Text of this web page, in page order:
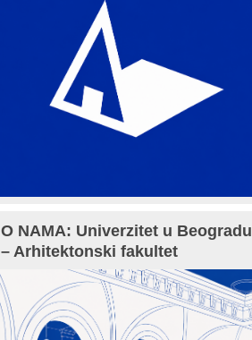
O NAMA: Univerzitet u Beogradu
– Arhitektonski fakultet